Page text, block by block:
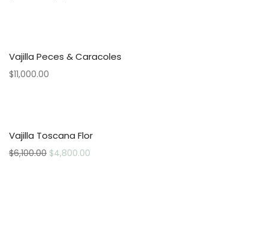
Vajilla Peces & Caracoles
$11,000.00
Vajilla Toscana Flor
$6,100.00 $4,800.00